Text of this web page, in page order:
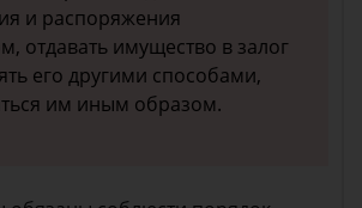
и распоряжения
отдавать имущество в залог
его другими способами,
им иным образом.